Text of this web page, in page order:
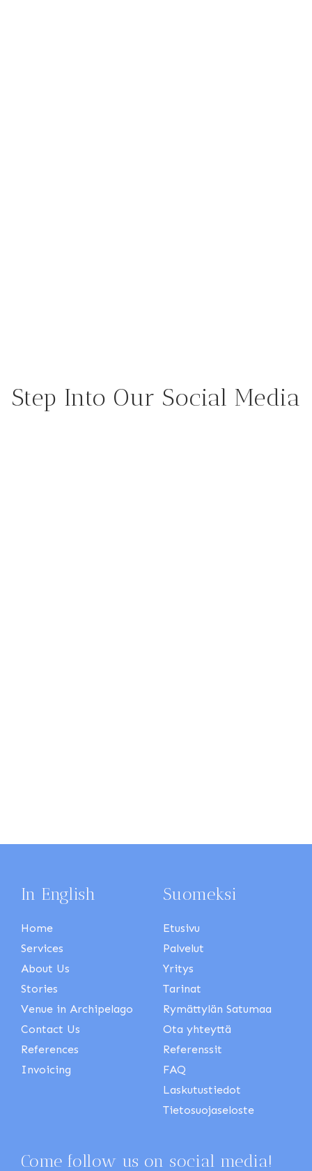
Step Into Our Social Media
In English
Home
Services
About Us
Stories
Venue in Archipelago
Contact Us
References
Invoicing
Suomeksi
Etusivu
Palvelut
Yritys
Tarinat
Rymättylän Satumaa
Ota yhteyttä
Referenssit
FAQ
Laskutustiedot
Tietosuojaseloste
Come follow us on social media!